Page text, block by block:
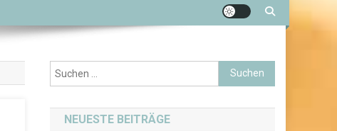
Suchen
nach:
NEUESTE BEITRÄGE